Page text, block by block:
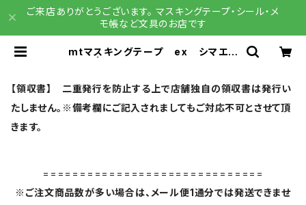
ご来店ありがとうございます。 マスキングテープ・シール・メ
モ帳など文具のお店です
mtマスキングテープ ex シマエナ
【領収書】 二重発行を防止する上で店舗独自の領収書は発行い
たしません。※備考欄にご記入されましてもご対応不可とさせて頂
きます。
==============================
※ご注文商品数が多い場合は、メール便1通分では発送できませ